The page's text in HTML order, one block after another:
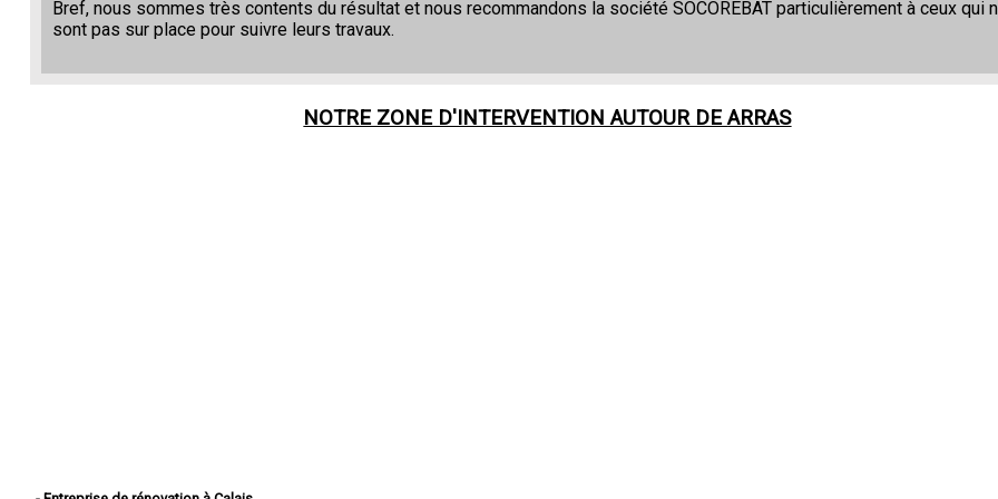
Bref, nous sommes très contents du résultat et nous recommandons la société SOCOREBAT particulièrement à ceux qui
sont pas sur place pour suivre leurs travaux.
NOTRE ZONE D'INTERVENTION AUTOUR DEARRAS